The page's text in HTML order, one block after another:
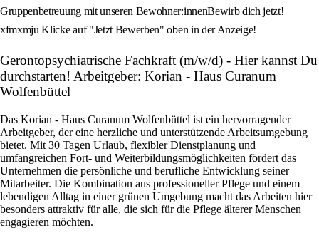
Gruppenbetreuung mit unseren Bewohner:innenBewirb dich jetzt!
xfmxmju Klicke auf "Jetzt Bewerben" oben in der Anzeige!
Gerontopsychiatrische Fachkraft (m/w/d) - Hier kannst Du
durchstarten! Arbeitgeber: Korian - Haus Curanum
Wolfenbüttel
Das Korian - Haus Curanum Wolfenbüttel ist ein hervorragender
Arbeitgeber, der eine herzliche und unterstützende Arbeitsumgebung
bietet. Mit 30 Tagen Urlaub, flexibler Dienstplanung und
umfangreichen Fort- und Weiterbildungsmöglichkeiten fördert das
Unternehmen die persönliche und berufliche Entwicklung seiner
Mitarbeiter. Die Kombination aus professioneller Pflege und einem
lebendigen Alltag in einer grünen Umgebung macht das Arbeiten hier
besonders attraktiv für alle, die sich für die Pflege älterer Menschen
engagieren möchten.